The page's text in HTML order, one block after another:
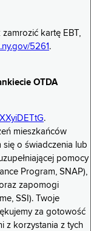
kartę EBT,
5261 .
OTDA
.
mieszkańców
o świadczenia lub
pomocy
Program, SNAP),
zapomogi
SSI). Twoje
za gotowość
z korzystania z tych